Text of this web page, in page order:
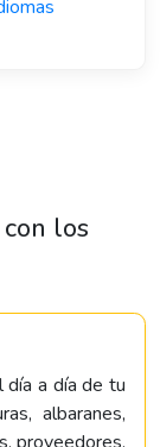
los
día a día de tu
albaranes,